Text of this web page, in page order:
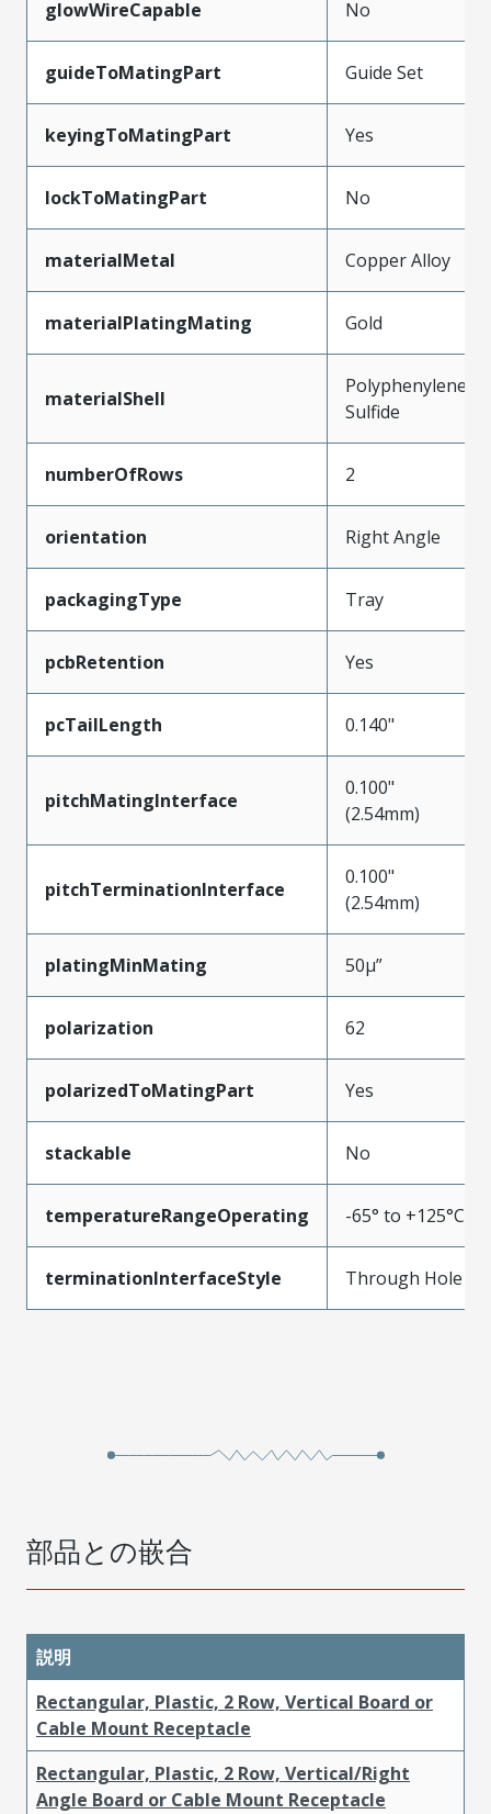
glowWireCapable No
guideToMatingPart Guide Set
keyingToMatingPart Yes
lockToMatingPart No
materialMetal Copper Alloy
materialPlatingMating Gold
materialShell
Polyphenylene
Sulfide
numberOfRows 2
orientation Right Angle
packagingType Tray
pcbRetention Yes
pcTailLength 0.140"
pitchMatingInterface
0.100"
(2.54mm)
pitchTerminationInterface
0.100"
(2.54mm)
platingMinMating 50µ”
polarization 62
polarizedToMatingPart Yes
stackable No
temperatureRangeOperating -65° to +125°C
terminationInterfaceStyle Through Hole
部品との嵌合
説明
Rectangular, Plastic, 2 Row, Vertical Board or
Cable Mount Receptacle
Rectangular, Plastic, 2 Row, Vertical/Right
Angle Board or Cable Mount Receptacle